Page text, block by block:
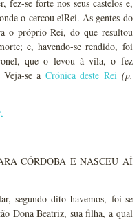
fez-se forte nos seus castelos e,
o cercou elRei. As gentes do
o próprio Rei, do que resultou
e, havendo-se rendido, foi
que o levou à vila, o fez
se a Crónica deste Rei (p.
.
CÓRDOBA E NASCEU AÍ
segundo dito havemos, foi-se
Dona Beatriz, sua filha, a qual